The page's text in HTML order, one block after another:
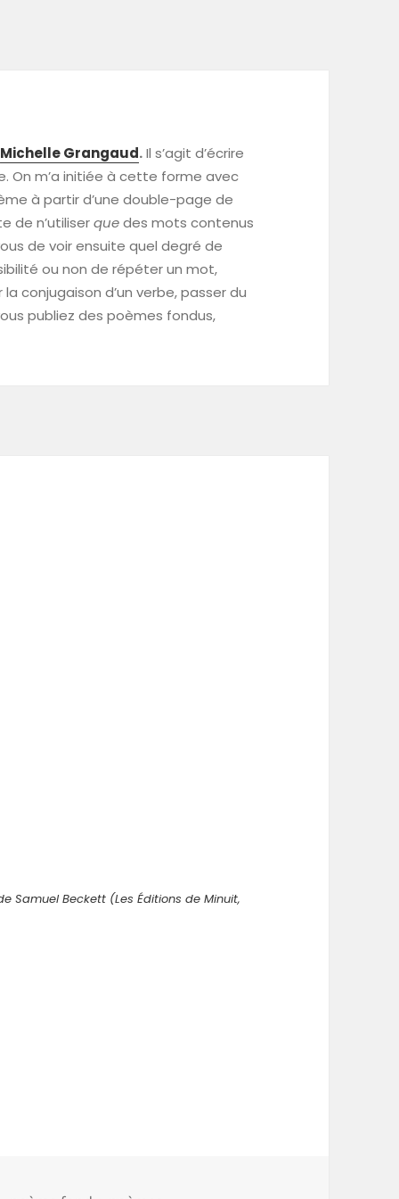
Michelle Grangaud.Il s’agit d’écrire
On m’a initiée à cette forme avec
à partir d’une double-page de
de n’utiliserquedes mots contenus
de voir ensuite quel degré de
ou non de répéter un mot,
conjugaison d’un verbe, passer du
publiez des poèmes fondus,
Samuel Beckett (Les Éditions de Minuit,